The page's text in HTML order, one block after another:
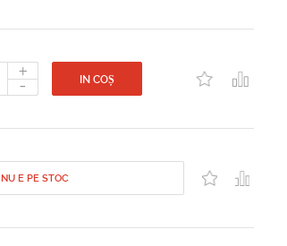
+
- IN COȘ
NU E PE STOC